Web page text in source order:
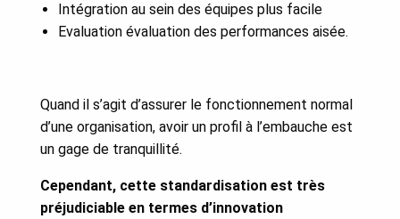
Intégration au sein des équipes plus facile
Evaluation évaluation des performances aisée.
Quand il s’agit d’assurer le fonctionnement normal
d’une organisation, avoir un profil à l’embauche est
un gage de tranquillité.
Cependant, cette standardisation est très
préjudiciable en termes d’innovation